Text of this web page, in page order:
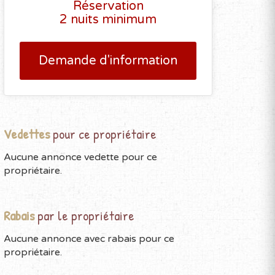
Réservation
2 nuits minimum
Demande d'information
Vedettespour ce propriétaire
Aucune annonce vedette pour ce
propriétaire.
Rabaispar le propriétaire
Aucune annonce avec rabais pour ce
propriétaire.